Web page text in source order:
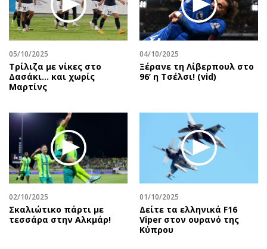
05/10/2025
Τρίλιζα με νίκες στο
Δασάκι… και χωρίς
Μαρτίνς
04/10/2025
Ξέρανε τη Λίβερπουλ στο
96’ η Τσέλσι! (vid)
02/10/2025
Σκαλιώτικο πάρτι με
τεσσάρα στην Αλκμάρ!
01/10/2025
Δείτε τα ελληνικά F16
Viper στον ουρανό της
Κύπρου